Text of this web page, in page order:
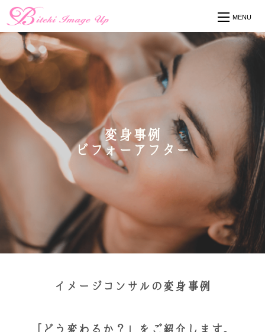
変身事例
ビフォーアフター
イメージコンサルの変身事例